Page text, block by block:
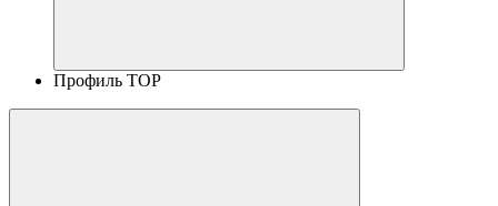
Профиль TOP